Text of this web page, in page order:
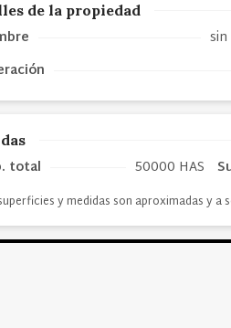
de la propiedad
total 50000 HAS
y medidas son aproximadas y